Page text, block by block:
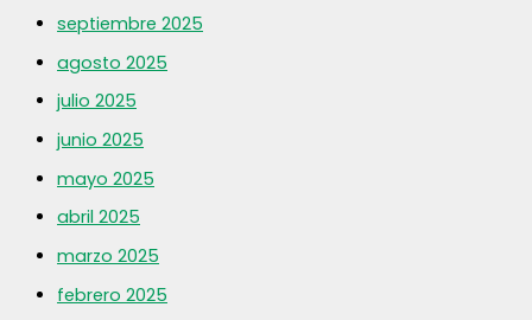
septiembre 2025
agosto 2025
julio 2025
junio 2025
mayo 2025
abril 2025
marzo 2025
febrero 2025